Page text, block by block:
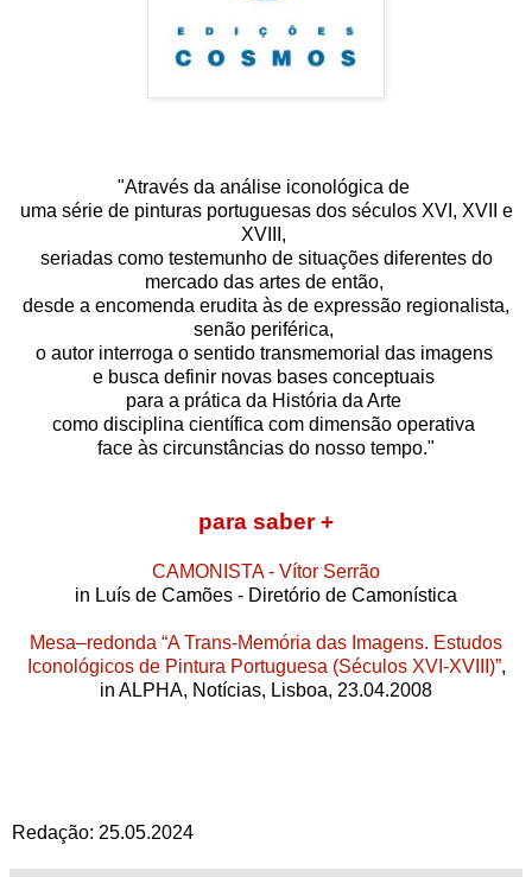
"Através da análise iconológica de
uma série de pinturas portuguesas dos séculos XVI, XVII e
XVIII,
seriadas como testemunho de situações diferentes do
mercado das artes de então,
desde a encomenda erudita às de expressão regionalista,
senão periférica,
o autor interroga o sentido transmemorial das imagens
e busca definir novas bases conceptuais
para a prática da História da Arte
como disciplina científica com dimensão operativa
face às circunstâncias do nosso tempo."
para saber +
CAMONISTA - Vítor Serrão
in Luís de Camões - Diretório de Camonística
Mesa–redonda “A Trans-Memória das Imagens. Estudos
Iconológicos de Pintura Portuguesa (Séculos XVI-XVIII)”,
in ALPHA, Notícias, Lisboa, 23.04.2008
Redação: 25.05.2024